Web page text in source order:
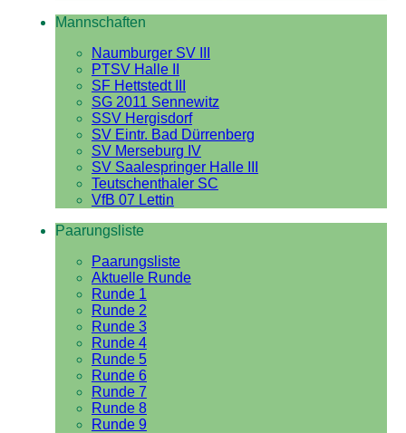
Mannschaften
Naumburger SV III
PTSV Halle II
SF Hettstedt III
SG 2011 Sennewitz
SSV Hergisdorf
SV Eintr. Bad Dürrenberg
SV Merseburg IV
SV Saalespringer Halle III
Teutschenthaler SC
VfB 07 Lettin
Paarungsliste
Paarungsliste
Aktuelle Runde
Runde 1
Runde 2
Runde 3
Runde 4
Runde 5
Runde 6
Runde 7
Runde 8
Runde 9